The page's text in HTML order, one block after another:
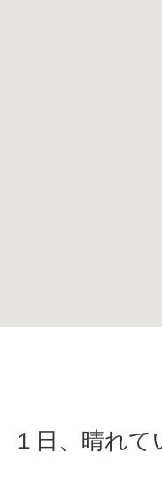
１日、晴れて